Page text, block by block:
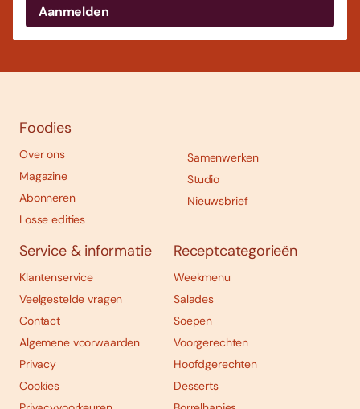
Foodies
Over ons
Magazine
Abonneren
Losse edities
Samenwerken
Studio
Nieuwsbrief
Service & informatie
Klantenservice
Veelgestelde vragen
Contact
Algemene voorwaarden
Privacy
Cookies
Receptcategorieën
Weekmenu
Salades
Soepen
Voorgerechten
Hoofdgerechten
Desserts